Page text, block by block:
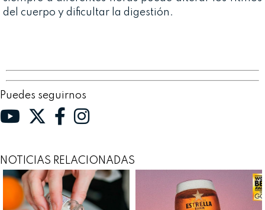
del cuerpo y dificultar la digestión.
Puedes seguirnos
NOTICIAS RELACIONADAS